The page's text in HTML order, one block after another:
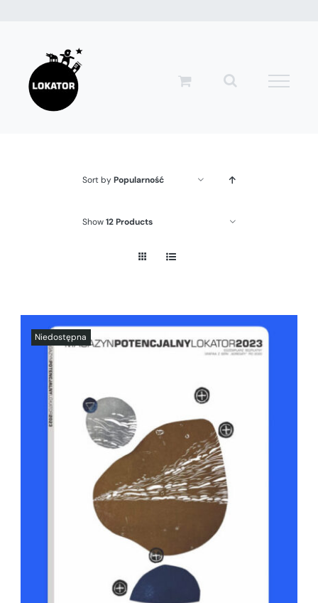
zawartości
Sort byPopularność
Show12 Products
SZCZEGÓŁY